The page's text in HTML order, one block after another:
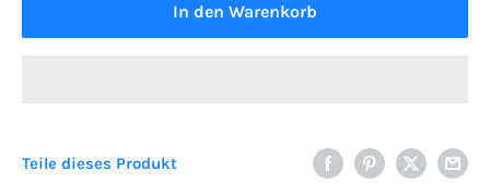
In den Warenkorb
Teile dieses Produkt